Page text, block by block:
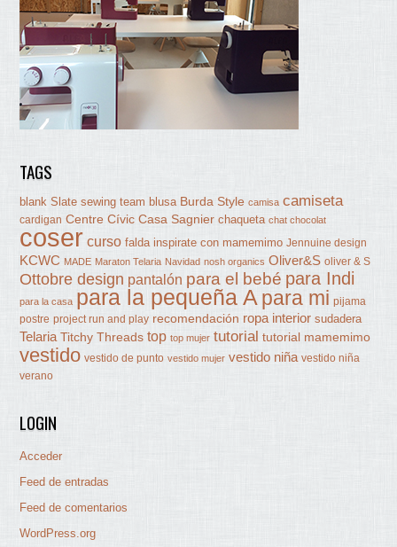
TAGS
blank Slate sewing team blusa Burda Style camisa camiseta
cardigan Centre Cívic Casa Sagnier chaqueta chat chocolat
coser curso falda inspirate con mamemimo Jennuine design
KCWC MADE Maraton Telaria Navidad nosh organics Oliver&S oliver & S
Ottobre design pantalón para el bebé para Indi
para la casa para la pequeña A para mi pijama
postre project run and play recomendación ropa interior sudadera
Telaria Titchy Threads top top mujer tutorial tutorial mamemimo
vestido vestido de punto vestido mujer vestido niña vestido niña
verano
LOGIN
Acceder
Feed de entradas
Feed de comentarios
WordPress.org